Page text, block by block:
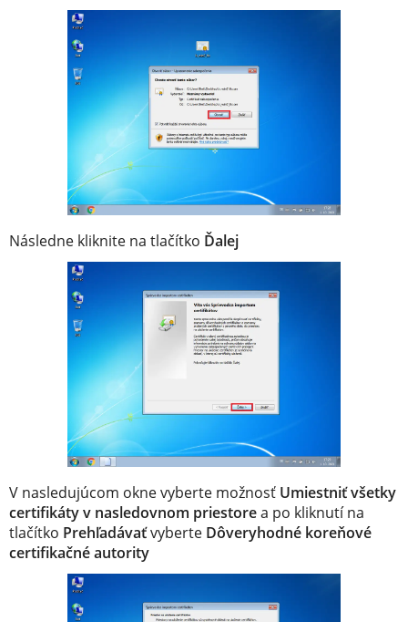
Následne kliknite na tlačítko Ďalej
V nasledujúcom okne vyberte možnosť Umiestniť všetky
certifikáty v nasledovnom priestorea po kliknutí na
tlačítko Prehľadávaťvyberte Dôveryhodné koreňové
certifikačné autority